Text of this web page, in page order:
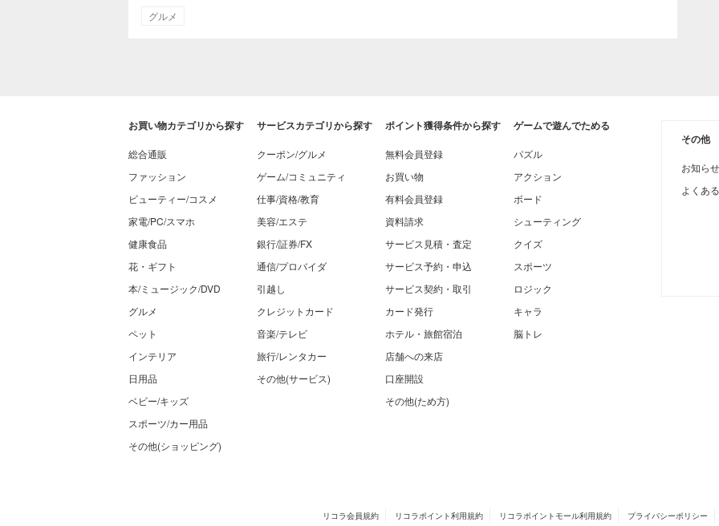
グルメ
お買い物カテゴリから探す
総合通販
ファッション
ビューティー/コスメ
家電/PC/スマホ
健康食品
花・ギフト
本/ミュージック/DVD
グルメ
ペット
インテリア
日用品
ベビー/キッズ
スポーツ/カー用品
その他(ショッピング)
サービスカテゴリから探す
クーポン/グルメ
ゲーム/コミュニティ
仕事/資格/教育
美容/エステ
銀行/証券/FX
通信/プロバイダ
引越し
クレジットカード
音楽/テレビ
旅行/レンタカー
その他(サービス)
ポイント獲得条件から探す
無料会員登録
お買い物
有料会員登録
資料請求
サービス見積・査定
サービス予約・申込
サービス契約・取引
カード発行
ホテル・旅館宿泊
店舗への来店
口座開設
その他(ため方)
ゲームで遊んでためる
パズル
アクション
ボード
シューティング
クイズ
スポーツ
ロジック
キャラ
脳トレ
その他
お知らせ
よくあ
リコラ会員規約 リコラポイント利用規約 リコラポイントモール利用規約 プライバシーポリシー